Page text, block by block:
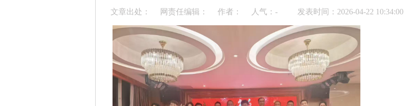
文章出处： 网责任编辑： 作者： 人气： - 发表时间：2026-04-22 10:34:00